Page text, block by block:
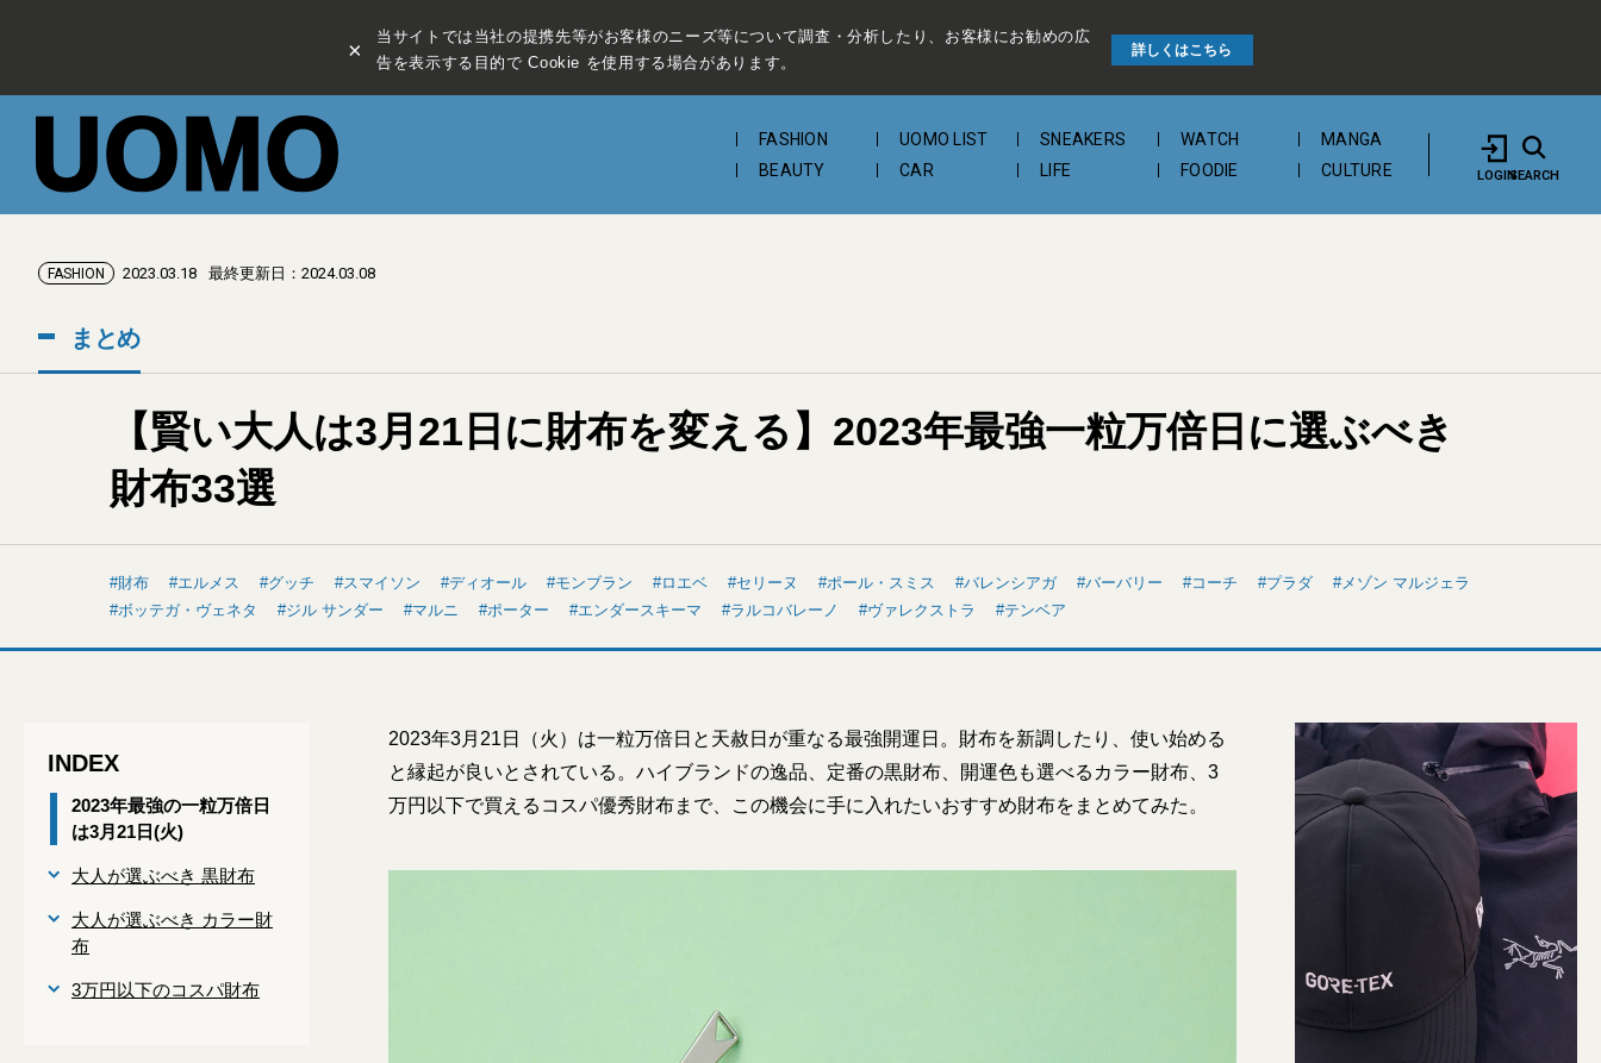
×
当サイトでは当社の提携先等がお客様のニーズ等について調査・分析したり、お客様にお勧めの広
告を表示する目的で Cookie を使用する場合があります。
詳しくはこちら
FASHION UOMO LIST SNEAKERS WATCH
MANGA
BEAUTY
CAR LIFE FOODIE CULTURE LOGINSEARCH
FASHION 2023.03.18 最終更新日：2024.03.08
まとめ
【賢い大人は3月21日に財布を変える】2023年最強一粒万倍日に選ぶべき
財布33選
財布 エルメス グッチ スマイソン ディオール モンブラン ロエベ セリーヌ ポール・スミス バレンシアガ バーバリー コーチ プラダ
メゾン マルジェラ
ボッテガ・ヴェネタ
ジル サンダー マルニ ポーター エンダースキーマ ラルコバレーノ ヴァレクストラ テンベア
INDEX
2023年最強の一粒万倍日
は3月21日(火)
大人が選ぶべき 黒財布
大人が選ぶべき カラー財
布
3万円以下のコスパ財布
2023年3月21日（火）は一粒万倍日と天赦日が重なる最強開運日。財布を新調したり、使い始める
と縁起が良いとされている。ハイブランドの逸品、定番の黒財布、開運色も選べるカラー財布、3
万円以下で買えるコスパ優秀財布まで、この機会に手に入れたいおすすめ財布をまとめてみた。